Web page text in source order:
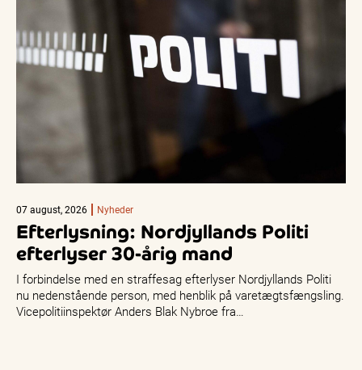
07 august, 2026 Nyheder
Efterlysning: Nordjyllands Politi
efterlyser 30-årig mand
I forbindelse med en straffesag efterlyser Nordjyllands Politi
nu nedenstående person, med henblik på varetægtsfængsling.
Vicepolitiinspektør Anders Blak Nybroe fra…